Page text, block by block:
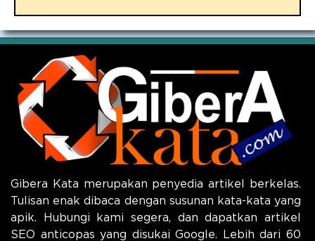
Gibera Kata merupakan penyedia artikel berkelas.
Tulisan enak dibaca dengan susunan kata-kata yang
apik. Hubungi kami segera, dan dapatkan artikel
SEO anticopas yang disukai Google. Lebih dari 60